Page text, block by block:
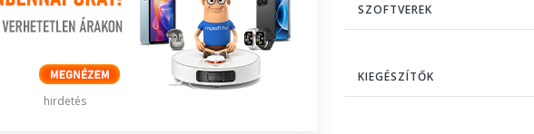
hirdetés
SZOFTVEREK
KIEGÉSZÍTŐK